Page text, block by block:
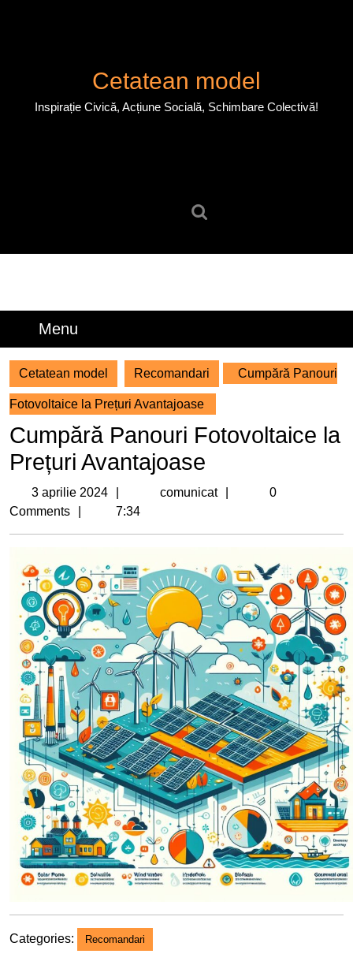
Cetatean model
Inspirație Civică, Acțiune Socială, Schimbare Colectivă!
Menu
Cetatean model Recomandari Cumpără Panouri
Fotovoltaice la Prețuri Avantajoase
Cumpără Panouri Fotovoltaice la
Prețuri Avantajoase
3 aprilie 2024
aprilie
comunicat comunicat
0
Comments
7:34
Categories: Recomandari